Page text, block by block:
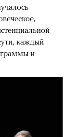
каждый
и